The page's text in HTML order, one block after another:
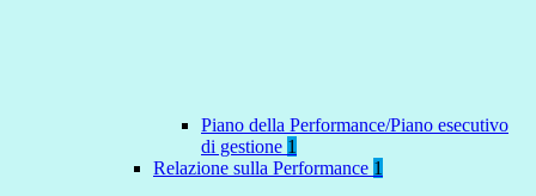
Piano della Performance/Piano esecutivo
di gestione 1
Relazione sulla Performance 1